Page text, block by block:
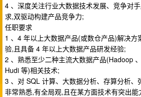
4 、深度关注行业大数据技术发展、竞争对
求,双驱动构建产品竞争力;
任职要求
1 、4 年以上大数据产品(或数仓产品)解决方
验,且具备 4 年以上大数据产品研发经验;
2 、熟悉至少二种主流大数据产品(Hadoop
Hudi 等)相关技术;
3 、对 SQL 计算、大数据分析、存算分析、
非常熟悉,有全局观,且在某方面技术有突出能